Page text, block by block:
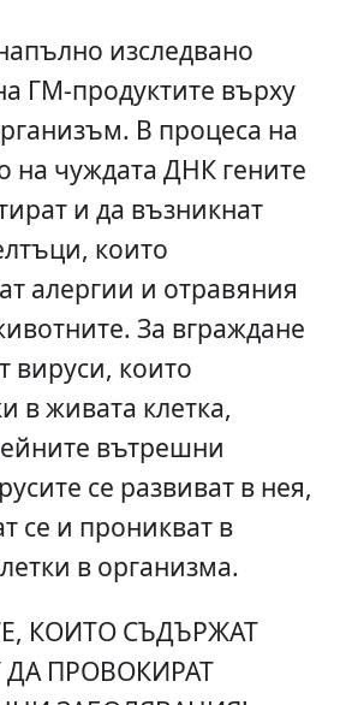
изследвано
ГМ-продуктите върху
В процеса на
на чуждата ДНК гените
и да възникнат
които
алергии и отравяния
За вграждане
вируси, които
в живата клетка,
вътрешни
се развиват в нея,
се и проникват в
в организма.
КОИТО СЪДЪРЖАТ
ПРОВОКИРАТ